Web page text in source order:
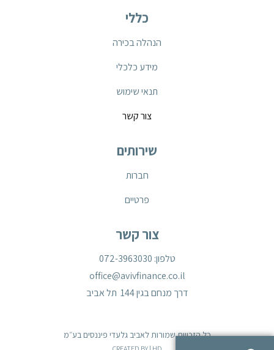
כללי
הנהלה בכירה
מידע כלכלי
תנאי שימוש
צור קשר
שירותים
חברות
פרטיים
צור קשר
טלפון: 072-3963030
office@avivfinance.co.il
דרך מנחם בגין 144 תל אביב
כל הזכויות שמורות לאביב גלעדי פיננסים בע״מ